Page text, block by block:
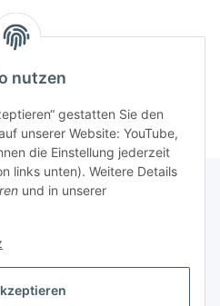
nutzen
gestatten Sie den
unserer Website: YouTube,
die Einstellung jederzeit
links unten). Weitere Details
und in unserer